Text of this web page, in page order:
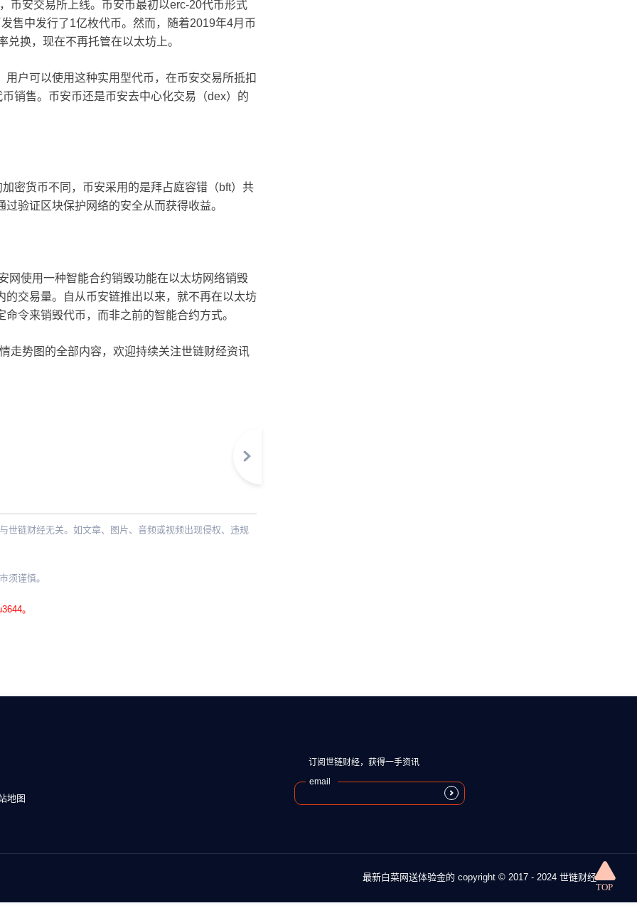
币安交易所上线。币安币最初以erc-20代币形式
售中发行了1亿枚代币。然而，随着2019年4月币
换，现在不再托管在以太坊上。
户可以使用这种实用型代币，在币安交易所抵扣
销售。币安币还是币安去中心化交易（dex）的
密货币不同，币安采用的是拜占庭容错（bft）共
验证区块保护网络的安全从而获得收益。
网使用一种智能合约销毁功能在以太坊网络销毁
交易量。自从币安链推出以来，就不再在以太坊
令来销毁代币，而非之前的智能合约方式。
走势图的全部内容，欢迎持续关注世链财经资讯
世链财经无关。如文章、图片、音频或视频出现侵权、违规
须谨慎。
。
地图
订阅世链财经，获得一手资讯
email
最新白菜网送体验金的 copyright © 2017 - 2024 世链财经